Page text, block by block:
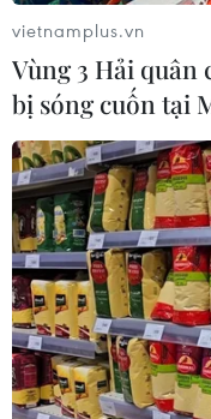
vietnamplus.vn
Vùng 3 Hải quân
bị sóng cuốn tại